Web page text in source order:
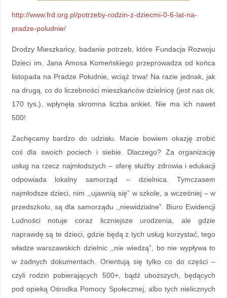
http://www.frd.org.pl/potrzeby-rodzin-z-dziecmi-0-6-lat-na-
pradze-poludnie/
Drodzy Mieszkańcy, badanie potrzeb, które Fundacja Rozwoju
Dzieci im. Jana Amosa Komeńskiego przeprowadza od końca
listopada na Pradze Południe, wciąż trwa! Na razie jednak, jak
na drugą, co do liczebności mieszkańców dzielnicę (jest nas ok.
170 tys.), wpłynęła skromna liczba ankiet. Nie ma ich nawet
500!
Zachęcamy bardzo do udziału. Macie bowiem okazję zrobić
coś dla swoich pociech i siebie. Dlaczego? Za organizację
usług na rzecz najmłodszych – sferę służby zdrowia i edukacji
odpowiada lokalny samorząd – dzielnica. Tymczasem
najmłodsze dzieci, nim ,,ujawnią się” w szkole, a wcześniej – w
przedszkolu, są dla samorządu ,,niewidzialne”. Biuro Ewidencji
Ludności notuje coraz liczniejsze urodzenia, ale gdzie
naprawdę są te dzieci, gdzie będą z tych usług korzystać, tego
władze warszawskich dzielnic ,,nie wiedzą”, bo nie wypływa to
w żadnych dokumentach. Orientują się tylko co do części –
czyli rodzin pobierających 500+, bądź uboższych, będących
pod opieką Ośrodka Pomocy Społecznej, albo tych nielicznych